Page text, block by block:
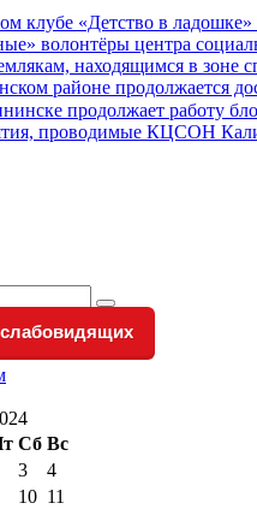
клубе «Детство в
волонтёры центра
находящимся в зоне
районе продолжается
продолжает работу
проводимые КЦСОН
Search
Сб Вс
3
4
10 11